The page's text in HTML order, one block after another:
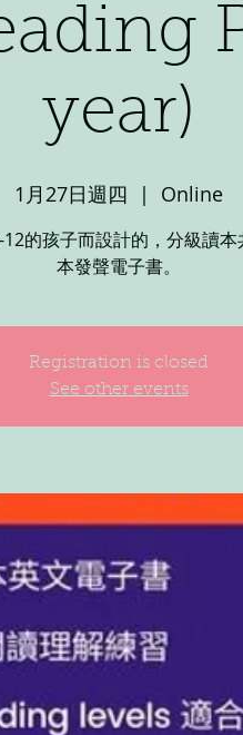
year)
1月27日週四
  |
Online
的孩子而設計的，分級讀
本發聲電子書。
Registration is closed
See other events